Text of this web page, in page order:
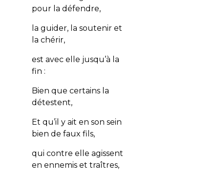
pour la défendre,
la guider, la soutenir et
la chérir,
est avec elle jusqu’à la
fin :
Bien que certains la
détestent,
Et qu’il y ait en son sein
bien de faux fils,
qui contre elle agissent
en ennemis et traîtres,